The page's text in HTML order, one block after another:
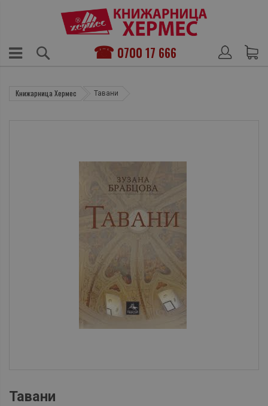
0700 17 666
Книжарница Хермес Тавани
Тавани